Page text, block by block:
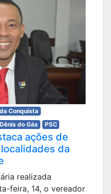
Conquista
Dênis do Gás PSC
ações de
da
realizada
feira, 14, o vereador